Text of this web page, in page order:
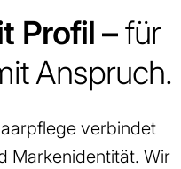
Profil –für
Anspruch.
verbindet
Markenidentität. Wir